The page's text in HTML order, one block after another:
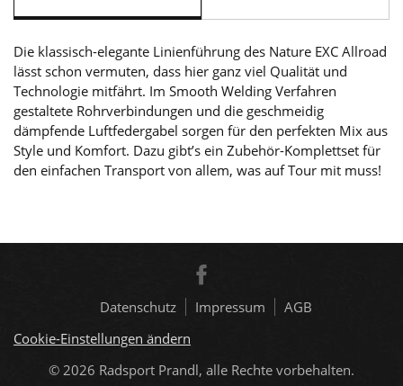
Die klassisch-elegante Linienführung des Nature EXC Allroad
lässt schon vermuten, dass hier ganz viel Qualität und
Technologie mitfährt. Im Smooth Welding Verfahren
gestaltete Rohrverbindungen und die geschmeidig
dämpfende Luftfedergabel sorgen für den perfekten Mix aus
Style und Komfort. Dazu gibt’s ein Zubehör-Komplettset für
den einfachen Transport von allem, was auf Tour mit muss!
© 2026 Radsport Prandl, alle Rechte vorbehalten.
Datenschutz Impressum
AGB
Cookie-Einstellungen ändern